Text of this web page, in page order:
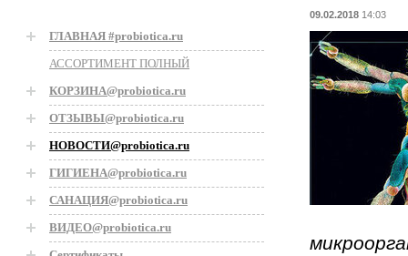
ГЛАВНАЯ #probiotica.ru
АССОРТИМЕНТ ПОЛНЫЙ
КОРЗИНА@probiotica.ru
ОТЗЫВЫ@probiotica.ru
НОВОСТИ@probiotica.ru
ГИГИЕНА@probiotica.ru
САНАЦИЯ@probiotica.ru
ВИДЕО@probiotica.ru
09.02.2018 14:03